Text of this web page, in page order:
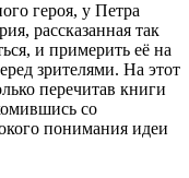
героя, у Петра
рассказанная так
и примерить её на
зрителями. На этот
перечитав книги
со
понимания идеи